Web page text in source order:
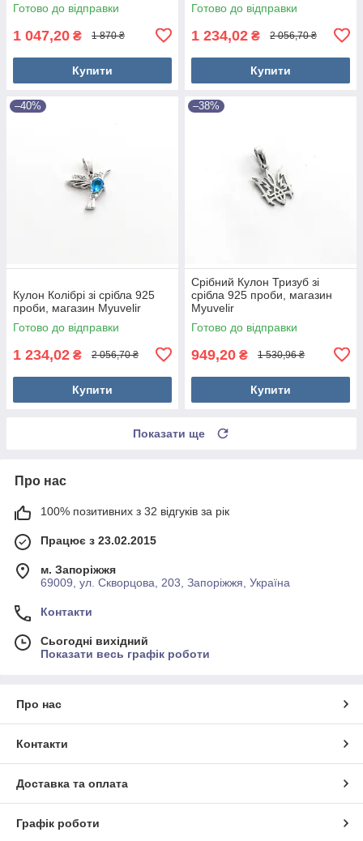
Готово до відправки
1 047,20 ₴ 1 870 ₴
Купити
Готово до відправки
1 234,02 ₴ 2 056,70 ₴
Купити
–40%
Кулон Колібрі зі срібла 925
проби, магазин Myuvelir
Готово до відправки
1 234,02 ₴ 2 056,70 ₴
Купити
–38%
Срібний Кулон Тризуб зі
срібла 925 проби, магазин
Myuvelir
Готово до відправки
949,20 ₴ 1 530,96 ₴
Купити
Показати ще
Про нас
100% позитивних з 32 відгуків за рік
Працює з 23.02.2015
м. Запоріжжя
69009, ул. Скворцова, 203, Запоріжжя, Україна
Контакти
Сьогодні вихідний
Показати весь графік роботи
Про нас
Контакти
Доставка та оплата
Графік роботи